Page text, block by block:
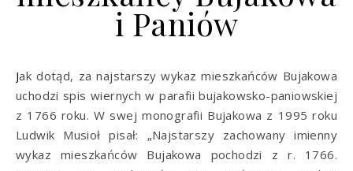
i Paniów
Jak dotąd, za najstarszy wykaz mieszkańców Bujakowa
uchodzi spis wiernych w parafii bujakowsko-paniowskiej
z 1766 roku. W swej monografii Bujakowa z 1995 roku
Ludwik Musioł pisał: „Najstarszy zachowany imienny
wykaz mieszkańców Bujakowa pochodzi z r. 1766.